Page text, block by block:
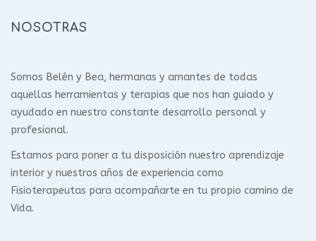
NOSOTRAS
Somos Belén y Bea, hermanas y amantes de todas
aquellas herramientas y terapias que nos han guiado y
ayudado en nuestro constante desarrollo personal y
profesional.
Estamos para poner a tu disposición nuestro aprendizaje
interior y nuestros años de experiencia como
Fisioterapeutas para acompañarte en tu propio camino de
Vida.